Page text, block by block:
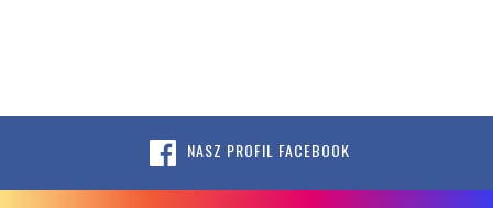
NASZ PROFIL FACEBOOK